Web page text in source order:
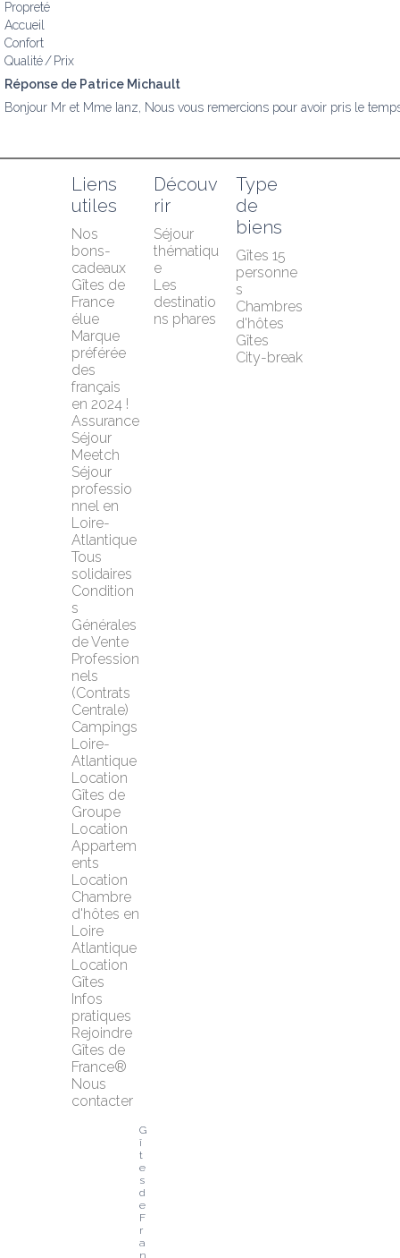
Propreté
Accueil
Confort
Qualité / Prix
Réponse de Patrice Michault
Bonjour Mr et Mme Ianz, Nous vous remercions pour avoir pris le
Liens
utiles
Nos
bons-
cadeaux
Gîtes de
France
élue
Marque
préférée
des
français
en 2024 !
Assurance
Séjour
Meetch
Séjour
professio
nnel en
Loire-
Atlantique
Tous
solidaires
Condition
s
Générales
de Vente
Profession
nels
(Contrats
Centrale)
Campings
Loire-
Atlantique
Location
Gîtes de
Groupe
Location
Appartem
ents
Location
Chambre
d'hôtes en
Loire
Atlantique
Location
Gîtes
Infos
pratiques
Rejoindre
Gîtes de
France®
Nous
contacter
Découv
rir
Séjour
thématiqu
e
Les
destinatio
ns phares
Type
de
biens
Gîtes 15
personne
s
Chambres
d'hôtes
Gîtes
City-break
G
î
t
e
s
d
e
F
r
a
n